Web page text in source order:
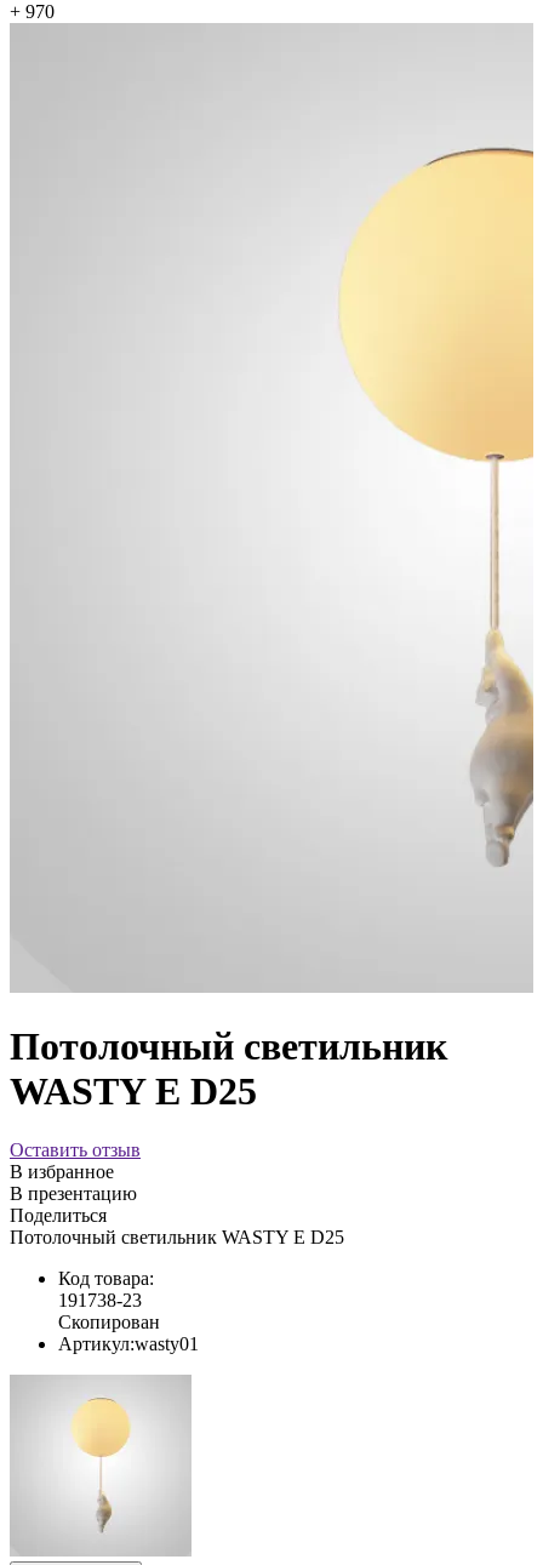
+ 970
Потолочный светильник
WASTY E D25
Оставить отзыв
В избранное
В презентацию
Поделиться
Потолочный светильник WASTY E D25
Код товара:
191738-23
Скопирован
Артикул:wasty01